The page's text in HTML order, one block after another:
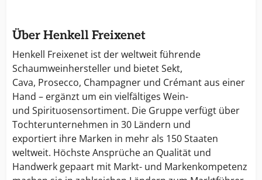
Über Henkell Freixenet
Henkell Freixenet ist der weltweit führende
Schaumweinhersteller und bietet Sekt,
Cava, Prosecco, Champagner und Crémant aus einer
Hand – ergänzt um ein vielfältiges Wein-
und Spirituosensortiment. Die Gruppe verfügt über
Tochterunternehmen in 30 Ländern und
exportiert ihre Marken in mehr als 150 Staaten
weltweit. Höchste Ansprüche an Qualität und
Handwerk gepaart mit Markt- und Markenkompetenz